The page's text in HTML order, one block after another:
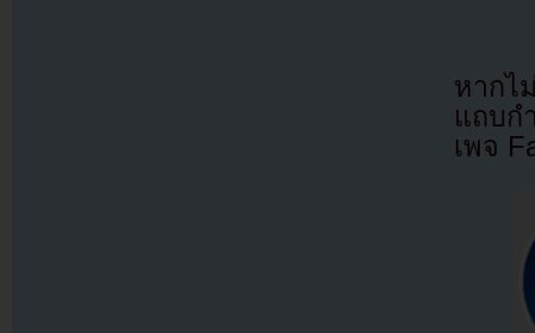
หากไ
แถบก
เพจ